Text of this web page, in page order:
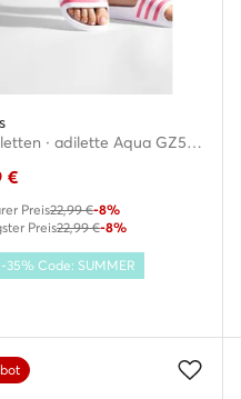
Pantoletten · adilette Aqua GZ5237 · Weiß
€
Preis22,99 €-8%
Preis22,99 €-8%
35% Code: SUMMER